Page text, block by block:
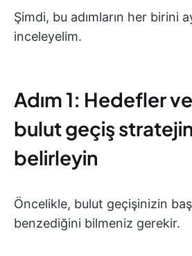
Şimdi, bu adımların her birini
inceleyelim.
Adım 1: Hedefler
bulut geçiş
belirleyin
Öncelikle, bulut geçişinizin
benzediğini bilmeniz gerekir.